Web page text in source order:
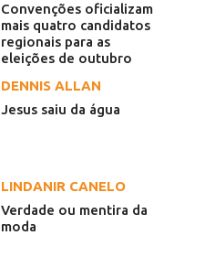
Convenções oficializam
mais quatro candidatos
regionais para as
eleições de outubro
DENNIS ALLAN
Jesus saiu da água
LINDANIR CANELO
Verdade ou mentira da
moda